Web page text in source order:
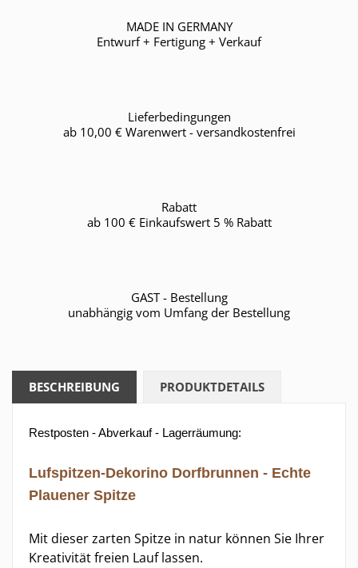
MADE IN GERMANY
Entwurf + Fertigung + Verkauf
Lieferbedingungen
ab 10,00 € Warenwert - versandkostenfrei
Rabatt
ab 100 € Einkaufswert 5 % Rabatt
GAST - Bestellung
unabhängig vom Umfang der Bestellung
BESCHREIBUNG PRODUKTDETAILS
Restposten - Abverkauf - Lagerräumung:
Lufspitzen-Dekorino Dorfbrunnen - Echte
Plauener Spitze
Mit dieser zarten Spitze in natur können Sie Ihrer
Kreativität freien Lauf lassen.